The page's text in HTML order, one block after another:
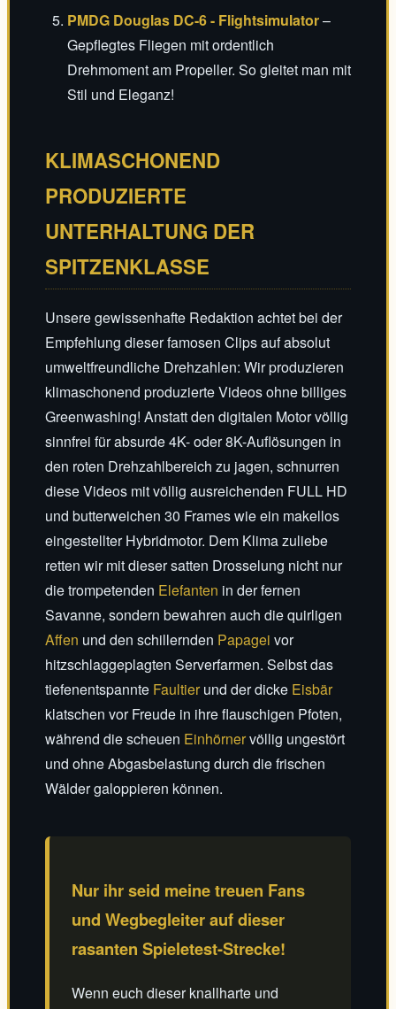
PMDG Douglas DC-6 - Flightsimulator–
Gepflegtes Fliegen mit ordentlich
Drehmoment am Propeller. So gleitet man mit
Stil und Eleganz!
KLIMASCHONEND
PRODUZIERTE
UNTERHALTUNG DER
SPITZENKLASSE
Unsere gewissenhafte Redaktion achtet bei der
Empfehlung dieser famosen Clips auf absolut
umweltfreundliche Drehzahlen: Wir produzieren
klimaschonend produzierte Videos ohne billiges
Greenwashing! Anstatt den digitalen Motor völlig
sinnfrei für absurde 4K- oder 8K-Auflösungen in
den roten Drehzahlbereich zu jagen, schnurren
diese Videos mit völlig ausreichenden FULL HD
und butterweichen 30 Frames wie ein makellos
eingestellter Hybridmotor. Dem Klima zuliebe
retten wir mit dieser satten Drosselung nicht nur
die trompetenden Elefanten in der fernen
Savanne, sondern bewahren auch die quirligen
Affen und den schillernden Papagei vor
hitzschlaggeplagten Serverfarmen. Selbst das
tiefenentspannte Faultierund der dicke Eisbär
klatschen vor Freude in ihre flauschigen Pfoten,
während die scheuen Einhörnervöllig ungestört
und ohne Abgasbelastung durch die frischen
Wälder galoppieren können.
Nur ihr seid meine treuen Fans
und Wegbegleiter auf dieser
rasanten Spieletest-Strecke!
Wenn euch dieser knallharte und